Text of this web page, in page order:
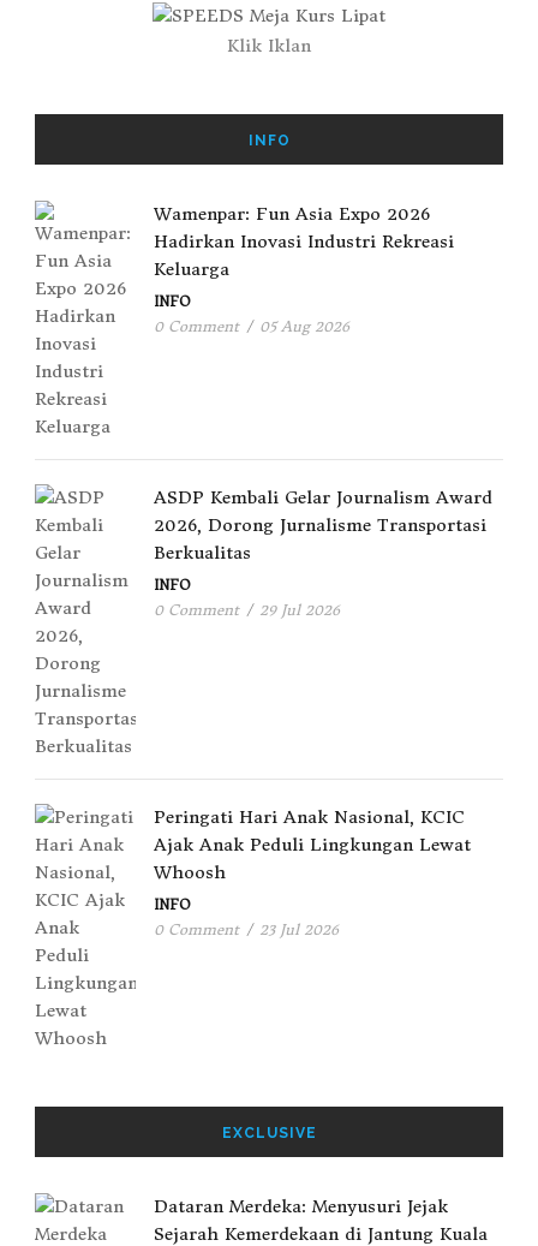
Klik Iklan
INFO
Wamenpar: Fun Asia Expo 2026
Hadirkan Inovasi Industri Rekreasi
Keluarga
INFO
0 Comment / 05 Aug 2026
ASDP Kembali Gelar Journalism Award
2026, Dorong Jurnalisme Transportasi
Berkualitas
INFO
0 Comment / 29 Jul 2026
Peringati Hari Anak Nasional, KCIC
Ajak Anak Peduli Lingkungan Lewat
Whoosh
INFO
0 Comment / 23 Jul 2026
EXCLUSIVE
Dataran Merdeka: Menyusuri Jejak
Sejarah Kemerdekaan di Jantung Kuala